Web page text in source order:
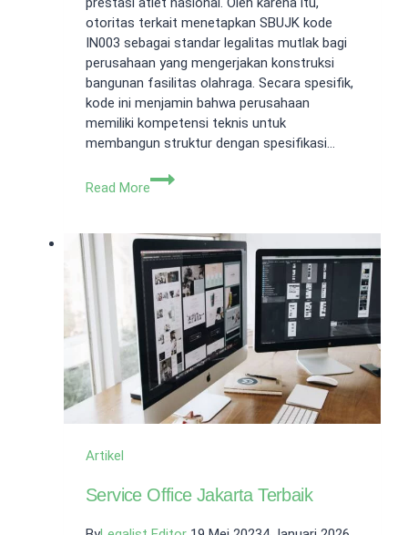
otoritas terkait menetapkan SBUJK kode
IN003 sebagai standar legalitas mutlak bagi
perusahaan yang mengerjakan konstruksi
bangunan fasilitas olahraga. Secara spesifik,
kode ini menjamin bahwa perusahaan
memiliki kompetensi teknis untuk
membangun struktur dengan spesifikasi…
Read More
SBUJK
Izin
Khusus
Konstruksi
Bangunan
Fasilitas
Olahraga
Artikel
Service Office Jakarta Terbaik